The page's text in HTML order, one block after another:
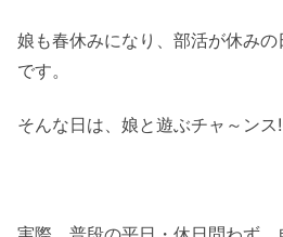
娘も春休みになり、部活が休み
です。
そんな日は、娘と遊ぶチャ～ンス